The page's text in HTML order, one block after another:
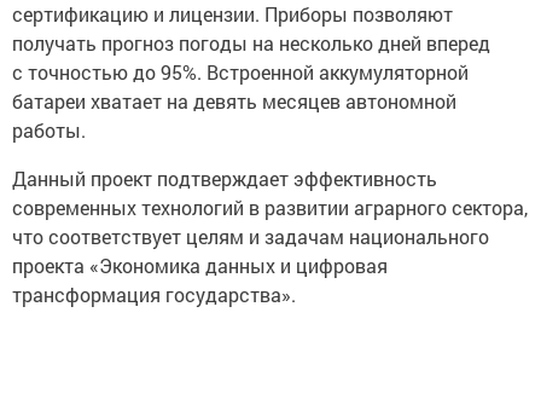
сертификацию и лицензии. Приборы позволяют
получать прогноз погоды на несколько дней вперед
с точностью до 95%. Встроенной аккумуляторной
батареи хватает на девять месяцев автономной
работы.
Данный проект подтверждает эффективность
современных технологий в развитии аграрного сектора,
что соответствует целям и задачам национального
проекта «Экономика данных и цифровая
трансформация государства».